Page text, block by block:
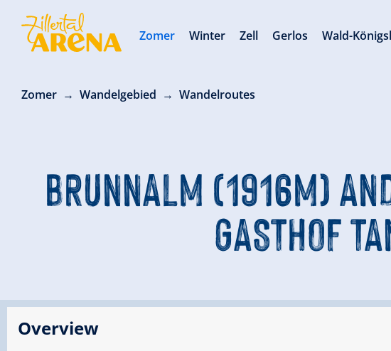
Zomer Wandelgebied Wandelroutes
BRUNNALM (1916M)
GASTHOF
Overview
Zomer Winter Zell Gerlos Wald-